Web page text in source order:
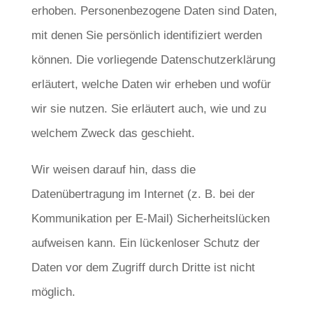
erhoben. Personenbezogene Daten sind Daten,
mit denen Sie persönlich identifiziert werden
können. Die vorliegende Datenschutzerklärung
erläutert, welche Daten wir erheben und wofür
wir sie nutzen. Sie erläutert auch, wie und zu
welchem Zweck das geschieht.
Wir weisen darauf hin, dass die
Datenübertragung im Internet (z. B. bei der
Kommunikation per E-Mail) Sicherheitslücken
aufweisen kann. Ein lückenloser Schutz der
Daten vor dem Zugriff durch Dritte ist nicht
möglich.